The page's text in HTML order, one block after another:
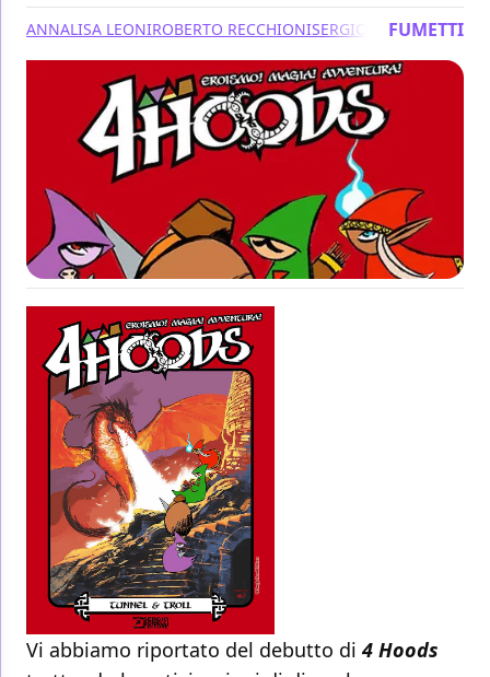
ANNALISA LEONIROBERTO RECCHIONISERGIO BONELLI
FUMETTI
Vi abbiamo riportato del debutto di 4 Hoods